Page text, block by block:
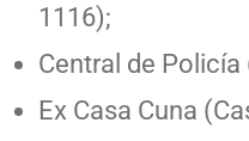
1116);
Central de Policía
Ex Casa Cuna